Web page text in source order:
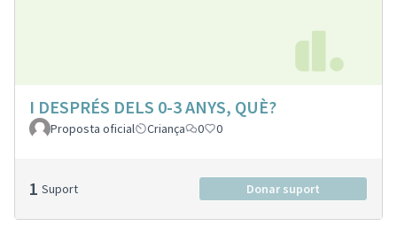
I DESPRÉS DELS 0-3 ANYS, QUÈ?
Proposta oficial Criança 0 0
1 Suport Donar suport